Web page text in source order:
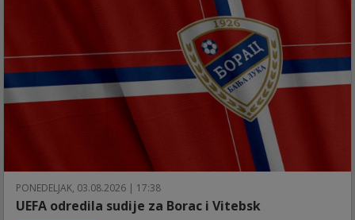
PONEDELJAK, 03.08.2026 | 17:38
UEFA odredila sudije za Borac i Vitebsk